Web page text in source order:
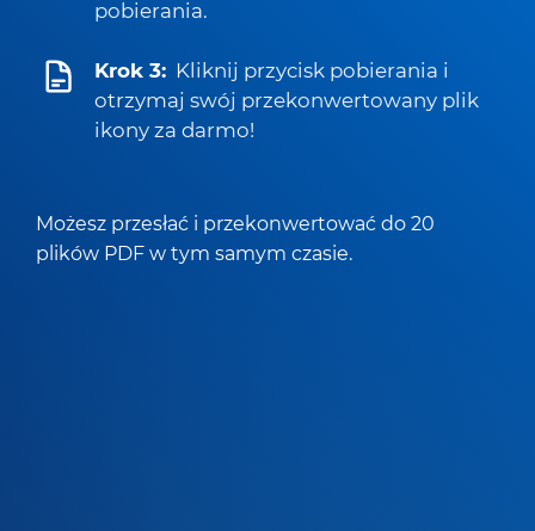
pobierania.
Krok 3: Kliknij przycisk pobierania i
otrzymaj swój przekonwertowany plik
ikony za darmo!
Możesz przesłać i przekonwertować do 20
plików PDF w tym samym czasie.